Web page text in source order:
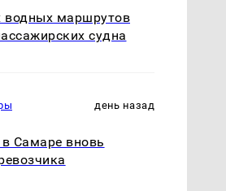
машину напали и
водных маршрутов
судна
день назад
Самаре вновь